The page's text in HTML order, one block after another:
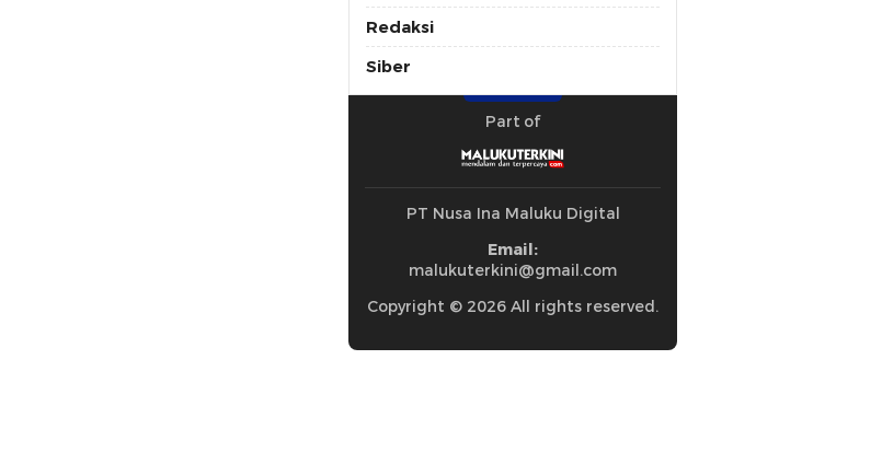
Redaksi
Siber
Part of
PT Nusa Ina Maluku Digital
Email:
malukuterkini@gmail.com
Copyright © 2026 All rights reserved.